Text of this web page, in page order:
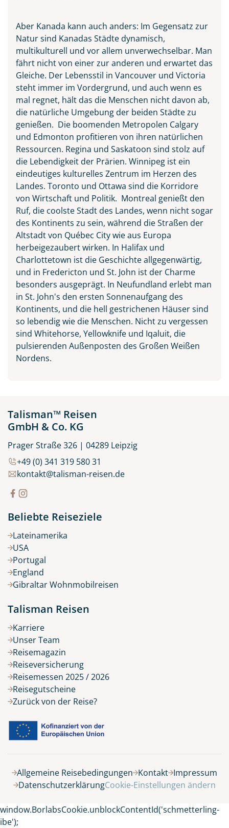
Keine Reisen auf der Merkliste
Ingonish Beach separated
between the Sea and the City,
Cape Breton Island
© Pugalenthi - stock.adobe.com
Aber Kanada kann auch anders: Im Gegensatz zur
Natur sind Kanadas Städte dynamisch,
multikulturell und vor allem unverwechselbar. Man
fährt nicht von einer zur anderen und erwartet das
Gleiche. Der Lebensstil in Vancouver und Victoria
steht immer im Vordergrund, und auch wenn es
mal regnet, hält das die Menschen nicht davon ab,
die natürliche Umgebung der beiden Städte zu
genießen. Die boomenden Metropolen Calgary
und Edmonton profitieren von ihren natürlichen
Ressourcen. Regina und Saskatoon sind stolz auf
die Lebendigkeit der Prärien. Winnipeg ist ein
eindeutiges kulturelles Zentrum im Herzen des
Landes. Toronto und Ottawa sind die Korridore
von Wirtschaft und Politik. Montreal genießt den
Ruf, die coolste Stadt des Landes, wenn nicht sogar
des Kontinents zu sein, während die Straßen der
Altstadt von Québec City wie aus Europa
herbeigezaubert wirken. In Halifax und
Charlottetown ist die Geschichte allgegenwärtig,
und in Fredericton und St. John ist der Charme
besonders ausgeprägt. In Neufundland erlebt man
in St. John's den ersten Sonnenaufgang des
Kontinents, und die hell gestrichenen Häuser sind
so lebendig wie die Menschen. Nicht zu vergessen
sind Whitehorse, Yellowknife und Iqaluit, die
pulsierenden Außenposten des Großen Weißen
Nordens.
Talisman™ Reisen
GmbH & Co. KG
Prager Straße 326 | 04289 Leipzig
+49 (0) 341 319 580 31
kontakt@talisman-reisen.de
Beliebte Reiseziele
Lateinamerika
USA
Portugal
England
Gibraltar Wohnmobilreisen
Talisman Reisen
Karriere
Unser Team
Reisemagazin
Reiseversicherung
Reisemessen 2025 / 2026
Reisegutscheine
Zurück von der Reise?
Allgemeine Reisebedingungen Kontakt Impressum
DatenschutzerklärungCookie-Einstellungen ändern
window.BorlabsCookie.unblockContentId('schmetterling-
ibe');